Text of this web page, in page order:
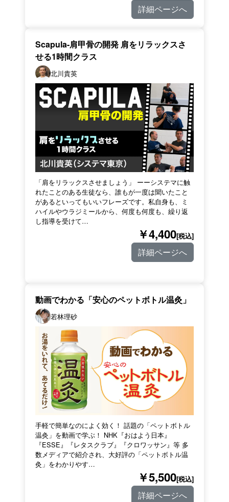
詳細ページへ
Scapula-肩甲骨の開発 肩をリラックスさ
せる1時間クラス
北川貴英
「肩をリラックスさせましょう」 ーーシステマに触
れたことのある生徒なら、誰もが一度は聞いたこと
があるといってもいいフレーズです。私自身も、ミ
ハイルやウラジミールから、何度も何度も、繰り返
し指導を受けて…
￥4,400[税込]
詳細ページへ
動画でわかる「安心のペットボトル温灸」
若林理砂
手軽で簡単なのによく効く！ 話題の「ペットボトル
温灸」を動画で学ぶ！ NHK『おはよう日本』
『ESSE』『レタスクラブ』『クロワッサン』等 多
数メディアで紹介され、大好評の「ペットボトル温
灸」をわかりやす…
￥5,500[税込]
詳細ページへ